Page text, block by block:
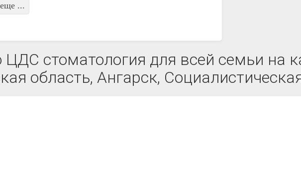
...
стоматология для всей семьи на
область, Ангарск,